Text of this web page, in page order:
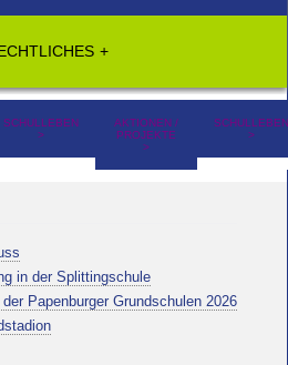
SCHULLEBEN
AKTIONEN /
PROJEKTE
in der Splittingschule
Papenburger Grundschulen 2026